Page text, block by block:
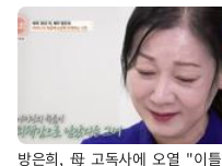
방은희, 母 고독사에 오열 "이틀